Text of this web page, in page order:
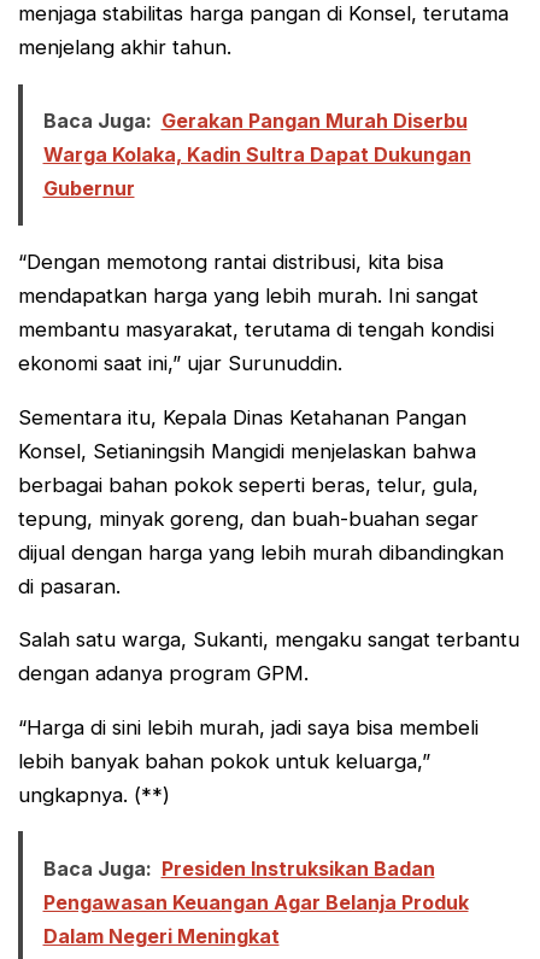
menjaga stabilitas harga pangan di Konsel, terutama
menjelang akhir tahun.
Baca Juga: Gerakan Pangan Murah Diserbu
Warga Kolaka, Kadin Sultra Dapat Dukungan
Gubernur
“Dengan memotong rantai distribusi, kita bisa
mendapatkan harga yang lebih murah. Ini sangat
membantu masyarakat, terutama di tengah kondisi
ekonomi saat ini,” ujar Surunuddin.
Sementara itu, Kepala Dinas Ketahanan Pangan
Konsel, Setianingsih Mangidi menjelaskan bahwa
berbagai bahan pokok seperti beras, telur, gula,
tepung, minyak goreng, dan buah-buahan segar
dijual dengan harga yang lebih murah dibandingkan
di pasaran.
Salah satu warga, Sukanti, mengaku sangat terbantu
dengan adanya program GPM.
“Harga di sini lebih murah, jadi saya bisa membeli
lebih banyak bahan pokok untuk keluarga,”
ungkapnya. (**)
Baca Juga: Presiden Instruksikan Badan
Pengawasan Keuangan Agar Belanja Produk
Dalam Negeri Meningkat